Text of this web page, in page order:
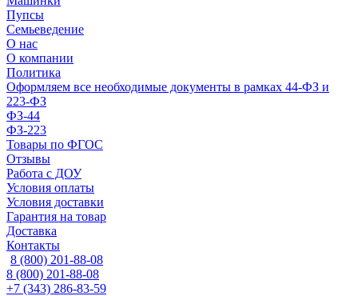
Пупсы
Семьеведение
О нас
О компании
Политика
Оформляем все необходимые документы в рамках 44-ФЗ и
223-ФЗ
ФЗ-44
ФЗ-223
Товары по ФГОС
Отзывы
Работа с ДОУ
Условия оплаты
Условия доставки
Гарантия на товар
Доставка
Контакты
8 (800) 201-88-08
8 (800) 201-88-08
+7 (343) 286-83-59